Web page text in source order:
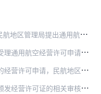
按规定的格式提交下列申请材料并确保其真实、完整、有效：
决定；20日内不能作出决定的，经民航地区管理局负责人批准，可以延长10日，并应当…
知承诺制审批，但是开展民用航空器驾驶员执照培训业务的除外。
送民航局备案，民航局定期公告通用航空经营许可情况。